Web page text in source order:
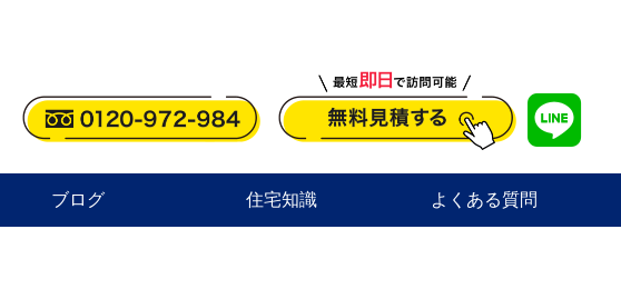
ブログ 住宅知識 よくある質問